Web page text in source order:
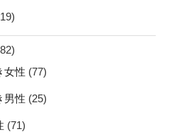
女性 (77)
男性 (25)
(71)